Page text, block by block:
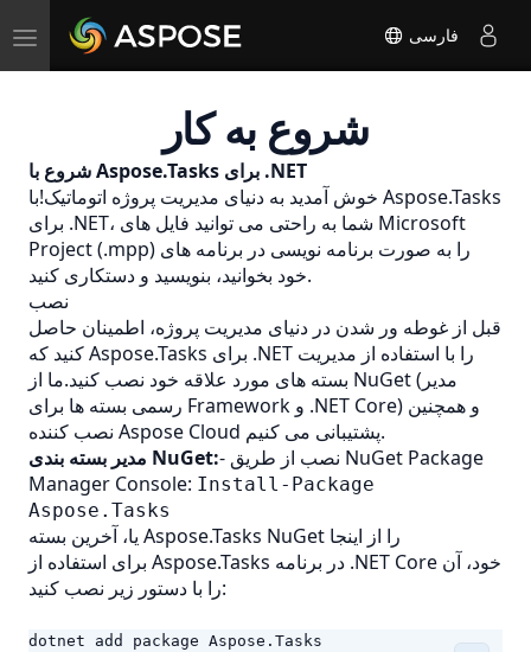
Toggle
navigation
فارسی
شروع به کار
شروع با Aspose.Tasks برای .NET
خوش آمدید به دنیای مدیریت پروژه اتوماتیک!با Aspose.Tasks
برای .NET، شما به راحتی می توانید فایل های Microsoft
Project (.mpp) را به صورت برنامه نویسی در برنامه های
خود بخوانید، بنویسید و دستکاری کنید.
نصب
قبل از غوطه ور شدن در دنیای مدیریت پروژه، اطمینان حاصل
کنید که Aspose.Tasks برای .NET را با استفاده از مدیریت
بسته های مورد علاقه خود نصب کنید.ما از NuGet (مدیر
رسمی بسته ها برای Framework و .NET Core) و همچنین
نصب کننده Aspose Cloud پشتیبانی می کنیم.
مدیر بسته بندی NuGet:- نصب از طریق NuGet Package
Manager Console: Install-Package
Aspose.Tasks
یا، آخرین بسته Aspose.Tasks NuGet را از اینجا
برای استفاده از Aspose.Tasks در برنامه .NET Core خود، آن
را با دستور زیر نصب کنید:
dotnet add package Aspose.Tasks